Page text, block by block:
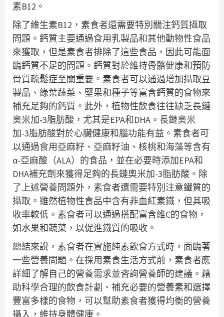
素B12。
除了維生素B12，素食者還需要特別關注鈣質攝取
問題。鈣質主要通過食用乳製品和其他動物性食品
來獲取，但是素食者排除了這些食品，因此可能面
臨鈣質不足的問題。鈣質對於維持骨骼健康和預防
骨質疏鬆症至關重要。素食者可以通過增加攝取豆
製品、綠葉蔬菜、堅果和種子等富含鈣質的食物來
補充足夠的鈣質。此外，植物性飲食往往缺乏長鏈
奧米加-3脂肪酸，尤其是EPA和DHA。長鏈奧米
加-3脂肪酸對於心臟健康和腦功能有益。素食者可
以通過食用亞麻籽、亞麻籽油、核桃和海藻等含有
α-亞麻酸（ALA）的食品，並在必要時添加EPA和
DHA補充劑來獲得足夠的長鏈奧米加-3脂肪酸。除
了上述營養問題外，素食者還需要特別注意鐵質的
攝取。雖然植物性食品中含有非血紅素鐵，但其吸
收率較低。素食者可以通過搭配富含維C的食物，
如水果和蔬菜，以促進鐵質的吸收。
總結來說，素食者在實施純素飲食方式時，面臨著
一些營養問題。在採用素食生活方式前，素食者應
詳細了解自己的營養需求並咨詢營養師的建議。藉
助科學合理的飲食計劃、補充必要的營養素和選擇
豐富多樣的食物，可以幫助素食者獲得均衡的營養
攝入，維持身體健康。